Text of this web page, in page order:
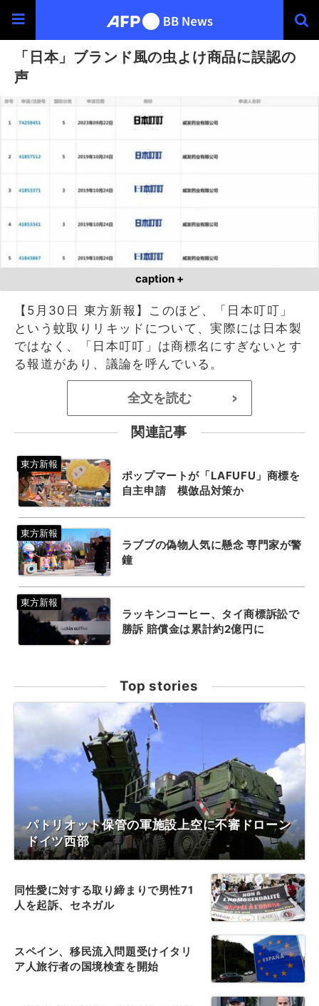
「日本」ブランド風の虫よけ商品に誤認の
声
caption +
【5月30日 東方新報】このほど、「日本叮叮」
という蚊取りリキッドについて、実際には日本製
ではなく、「日本叮叮」は商標名にすぎないとす
る報道があり、議論を呼んでいる。
全文を読む >
関連記事
ポップマートが「LAFUFU」商標を
自主申請 模倣品対策か
ラブブの偽物人気に懸念 専門家が警
鐘
ラッキンコーヒー、タイ商標訴訟で
勝訴 賠償金は累計約2億円に
Top stories
パトリオット保管の軍施設上空に不審ドローン
ドイツ西部
同性愛に対する取り締まりで男性71
人を起訴、セネガル
スペイン、移民流入問題受けイタリ
ア人旅行者の国境検査を開始